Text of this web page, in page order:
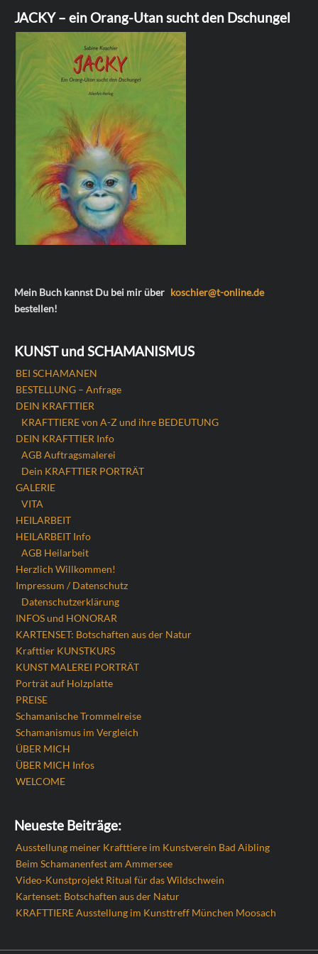
JACKY – ein Orang-Utan sucht den Dschungel
Mein Buch kannst Du bei mir über koschier@t-online.de
bestellen!
KUNST und SCHAMANISMUS
BEI SCHAMANEN
BESTELLUNG – Anfrage
DEIN KRAFTTIER
KRAFTTIERE von A-Z und ihre BEDEUTUNG
DEIN KRAFTTIER Info
AGB Auftragsmalerei
Dein KRAFTTIER PORTRÄT
GALERIE
VITA
HEILARBEIT
HEILARBEIT Info
AGB Heilarbeit
Herzlich Willkommen!
Impressum / Datenschutz
Datenschutzerklärung
INFOS und HONORAR
KARTENSET: Botschaften aus der Natur
Krafttier KUNSTKURS
KUNST MALEREI PORTRÄT
Porträt auf Holzplatte
PREISE
Schamanische Trommelreise
Schamanismus im Vergleich
ÜBER MICH
ÜBER MICH Infos
WELCOME
Neueste Beiträge:
Ausstellung meiner Krafttiere im Kunstverein Bad Aibling
Beim Schamanenfest am Ammersee
Video-Kunstprojekt Ritual für das Wildschwein
Kartenset: Botschaften aus der Natur
KRAFTTIERE Ausstellung im Kunsttreff München Moosach